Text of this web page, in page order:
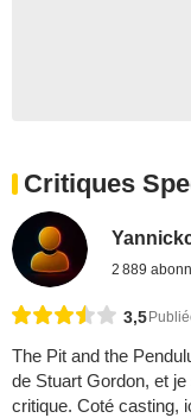
Critiques
2 889
3,5
The Pit and the
de Stuart Gordon, et
critique. Coté casting,